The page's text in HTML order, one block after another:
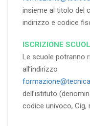
insieme al titolo del
indirizzo e codice
ISCRIZIONE
Le scuole potranno
all’indirizzo
dell’istituto
codice univoco,